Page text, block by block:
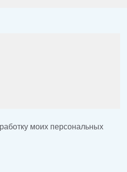
моих персональных